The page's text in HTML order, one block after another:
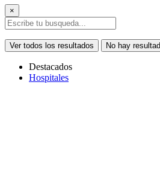
×
Ver todos los resultados No hay
Destacados
Hospitales